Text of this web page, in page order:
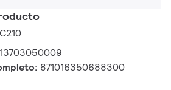
871016350688300